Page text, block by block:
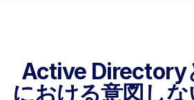
Active Directory
における意図し